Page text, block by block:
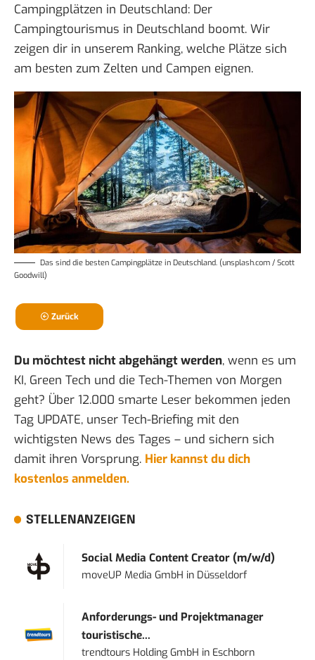
Campingplätzen in Deutschland: Der
Campingtourismus in Deutschland boomt. Wir
zeigen dir in unserem Ranking, welche Plätze sich
am besten zum Zelten und Campen eignen.
Das sind die besten Campingplätze in Deutschland. (unsplash.com / Scott
Goodwill)
Zurück
Du möchtest nicht abgehängt werden, wenn es um
KI, Green Tech und die Tech-Themen von Morgen
geht? Über 12.000 smarte Leser bekommen jeden
Tag UPDATE, unser Tech-Briefing mit den
wichtigsten News des Tages – und sichern sich
damit ihren Vorsprung. Hier kannst du dich
kostenlos anmelden.
STELLENANZEIGEN
Social Media Content Creator (m/w/d)
moveUP Media GmbH in Düsseldorf
Anforderungs- und Projektmanager
touristische...
trendtours Holding GmbH in Eschborn